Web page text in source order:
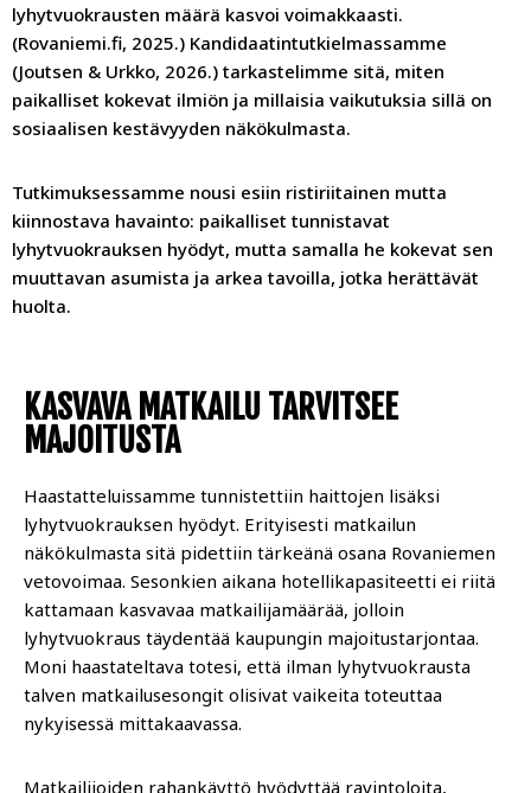
lyhytvuokrausten määrä kasvoi voimakkaasti.
(Rovaniemi.fi, 2025.) Kandidaatintutkielmassamme
(Joutsen & Urkko, 2026.) tarkastelimme sitä, miten
paikalliset kokevat ilmiön ja millaisia vaikutuksia sillä on
sosiaalisen kestävyyden näkökulmasta.
Tutkimuksessamme nousi esiin ristiriitainen mutta
kiinnostava havainto: paikalliset tunnistavat
lyhytvuokrauksen hyödyt, mutta samalla he kokevat sen
muuttavan asumista ja arkea tavoilla, jotka herättävät
huolta.
KASVAVA MATKAILU TARVITSEE
MAJOITUSTA
Haastatteluissamme tunnistettiin haittojen lisäksi
lyhytvuokrauksen hyödyt. Erityisesti matkailun
näkökulmasta sitä pidettiin tärkeänä osana Rovaniemen
vetovoimaa. Sesonkien aikana hotellikapasiteetti ei riitä
kattamaan kasvavaa matkailijamäärää, jolloin
lyhytvuokraus täydentää kaupungin majoitustarjontaa.
Moni haastateltava totesi, että ilman lyhytvuokrausta
talven matkailusesongit olisivat vaikeita toteuttaa
nykyisessä mittakaavassa.
Matkailijoiden rahankäyttö hyödyttää ravintoloita,